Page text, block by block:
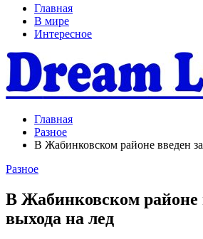
Главная
В мире
Интересное
Главная
Разное
В Жабинковском районе введен
Разное
В Жабинковском районе
выхода на лед